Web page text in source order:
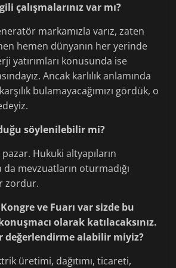
çalışmalarınız var mı?
markamızla varız, zaten
hemen dünyanın her yerinde
yatırımları konusunda ise
Ancak karlılık anlamında
bulamayacağımızı gördük, o
söylenilebilir mi?
pazar. Hukuki altyapıların
mevzuatların oturmadığı
zordur.
ve Fuarı var sizde bu
olarak katılacaksınız.
değerlendirme alabilir miyiz?
üretimi, dağıtımı, ticareti,